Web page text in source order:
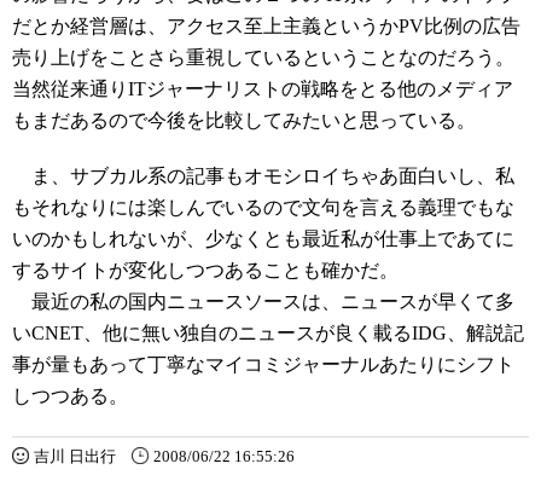
だとか経営層は、アクセス至上主義というかPV比例の広告
売り上げをことさら重視しているということなのだろう。
当然従来通りITジャーナリストの戦略をとる他のメディア
もまだあるので今後を比較してみたいと思っている。
ま、サブカル系の記事もオモシロイちゃあ面白いし、私
もそれなりには楽しんでいるので文句を言える義理でもな
いのかもしれないが、少なくとも最近私が仕事上であてに
するサイトが変化しつつあることも確かだ。
最近の私の国内ニュースソースは、ニュースが早くて多
いCNET、他に無い独自のニュースが良く載るIDG、解説記
事が量もあって丁寧なマイコミジャーナルあたりにシフト
しつつある。
吉川 日出行 2008/06/22 16:55:26